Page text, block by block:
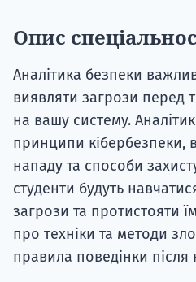
Опис
Аналітика безпеки
виявляти загрози перед
на вашу систему.
принципи кібербезпеки,
нападу та способи
студенти будуть
загрози та протистояти
про техніки та методи
правила поведінки після